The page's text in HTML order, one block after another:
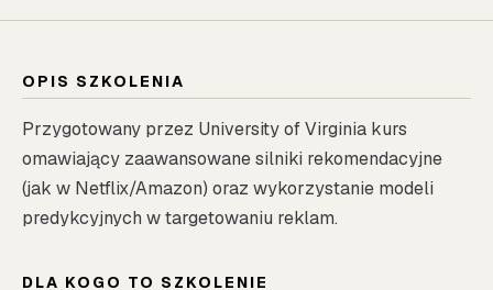
OPIS SZKOLENIA
Przygotowany przez University of Virginia kurs
omawiający zaawansowane silniki rekomendacyjne
(jak w Netflix/Amazon) oraz wykorzystanie modeli
predykcyjnych w targetowaniu reklam.
DLA KOGO TO SZKOLENIE